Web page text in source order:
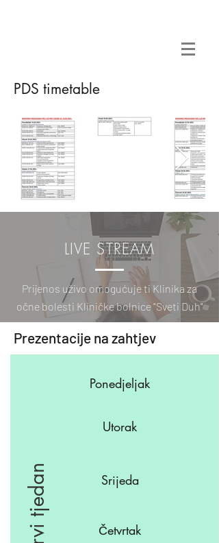
PDS timetable
LIVE STREAM
Prijenos uživo omogućuje ti Klinika za
očne bolesti Kliničke bolnice "Sveti Duh"
Prezentacije na zahtjev
Ponedjeljak
Utorak
Prvi tjedan Srijeda
Četvrtak